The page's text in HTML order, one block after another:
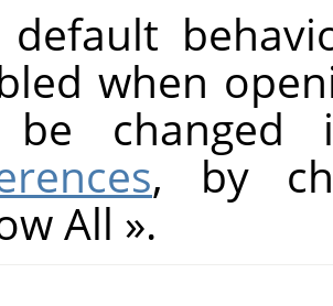
default
when
be
, by
All ».